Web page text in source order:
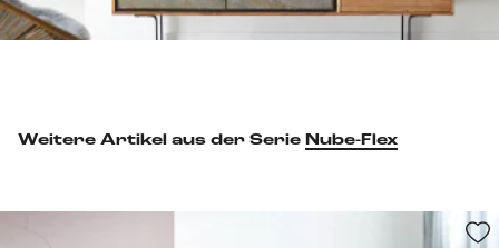
Weitere Artikel aus der Serie Nube-Flex